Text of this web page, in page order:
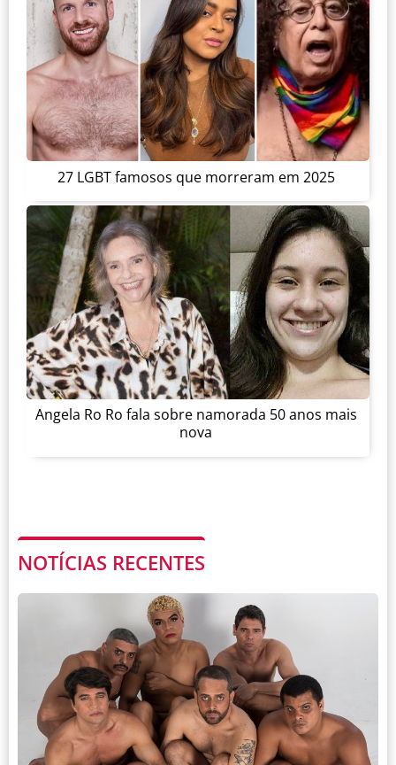
27 LGBT famosos que morreram em 2025
Angela Ro Ro fala sobre namorada 50 anos mais
nova
NOTÍCIAS RECENTES